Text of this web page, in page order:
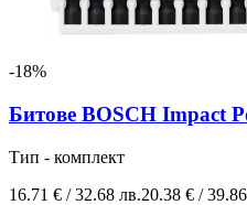
-18%
Битове BOSCH Impact
Тип - комплект
16.71 € / 32.68 лв.20.38 € /